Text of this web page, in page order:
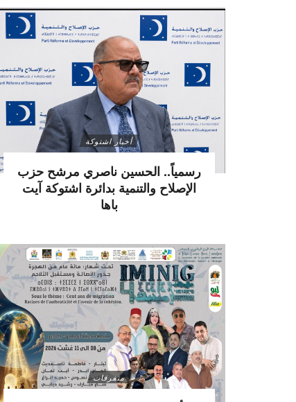
أخبار اشتوكة
رسمياً.. الحسين ناصري مرشح حزب
الإصلاح والتنمية بدائرة اشتوكة آيت
باها
متفرقات